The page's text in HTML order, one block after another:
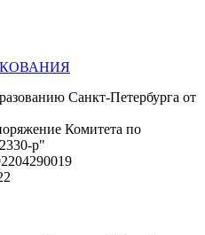
Санкт-Петербурга от
Комитета по
р"